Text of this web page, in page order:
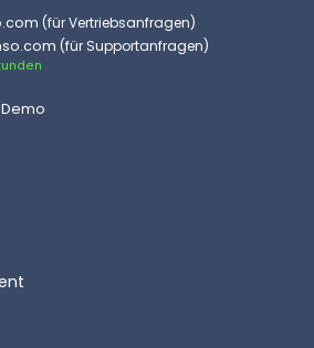
(für Vertriebsanfragen)
(für Supportanfragen)